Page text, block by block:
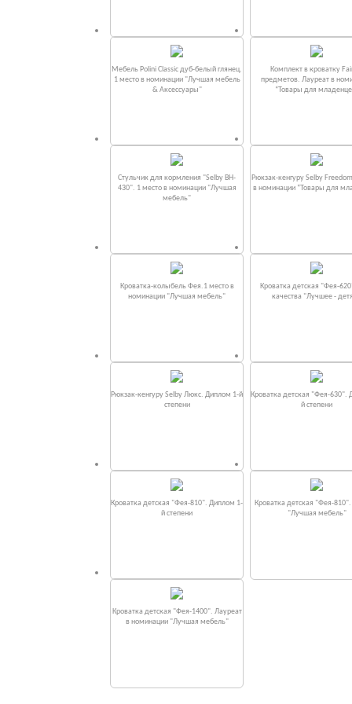
Мебель Polini Classic дуб-белый глянец.
1 место в номинации "Лучшая мебель
& Аксессуары"
Комплект в кроватку
предметов. Лауреат в
“Товары для
Стульчик для кормления "Selby BH-
430". 1 место в номинации "Лучшая
мебель"
Рюкзак-кенгуру Selby
в номинации “Товары для
Кроватка-колыбель Фея.1 место в
номинации "Лучшая мебель"
Кроватка детская "Фея-
качества "Лучшее -
Рюкзак-кенгуру Selby Люкс. Диплом 1-й
степени
Кроватка детская "Фея-630".
й степени
Кроватка детская "Фея-810". Диплом 1-
й степени
Кроватка детская "Фея-
"Лучшая мебель"
Кроватка детская "Фея-1400". Лауреат
в номинации "Лучшая мебель"